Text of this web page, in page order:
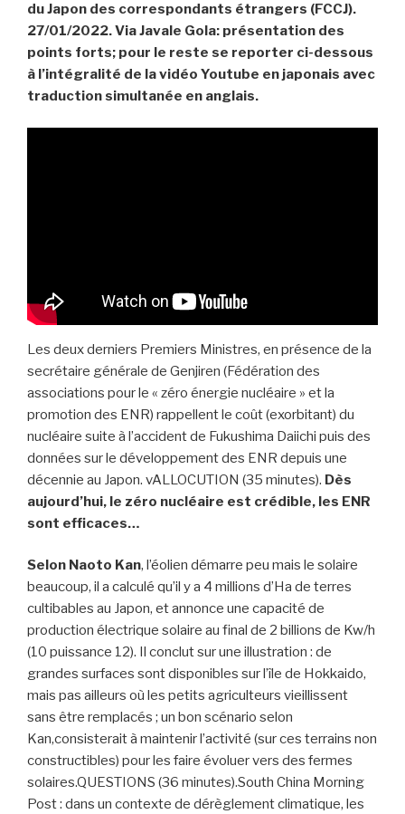
du Japon des correspondants étrangers (FCCJ).
27/01/2022. Via Javale Gola: présentation des
points forts; pour le reste se reporter ci-dessous
à l’intégralité de la vidéo Youtube en japonais avec
traduction simultanée en anglais.
Les deux derniers Premiers Ministres, en présence de la
secrétaire générale de Genjiren (Fédération des
associations pour le « zéro énergie nucléaire » et la
promotion des ENR) rappellent le coût (exorbitant) du
nucléaire suite à l’accident de Fukushima Daiichi puis des
données sur le développement des ENR depuis une
décennie au Japon. vALLOCUTION (35 minutes). Dès
aujourd’hui, le zéro nucléaire est crédible, les ENR
sont efficaces…
Selon Naoto Kan, l’éolien démarre peu mais le solaire
beaucoup, il a calculé qu’il y a 4 millions d’Ha de terres
cultibables au Japon, et annonce une capacité de
production électrique solaire au final de 2 billions de Kw/h
(10 puissance 12). Il conclut sur une illustration : de
grandes surfaces sont disponibles sur l’île de Hokkaido,
mais pas ailleurs où les petits agriculteurs vieillissent
sans être remplacés ; un bon scénario selon
Kan,consisterait à maintenir l’activité (sur ces terrains non
constructibles) pour les faire évoluer vers des fermes
solaires.QUESTIONS (36 minutes).South China Morning
Post : dans un contexte de dérèglement climatique, les